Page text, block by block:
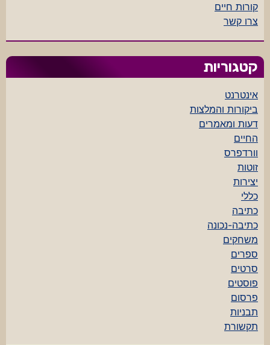
קורות חיים
צרו קשר
קטגוריות
אינטרנט
ביקורות והמלצות
דעות ומאמרים
החיים
וורדפרס
זוטות
יצירות
כללי
כתיבה
כתיבה-נכונה
משחקים
ספרים
סרטים
פוסטים
פרסום
תבניות
תקשורת